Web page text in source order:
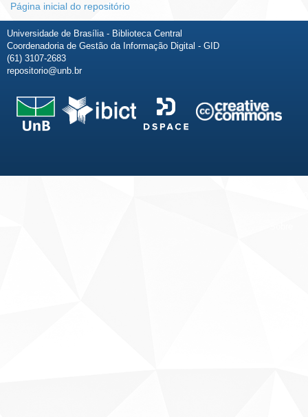
Página inicial do repositório
Universidade de Brasília - Biblioteca Central
Coordenadoria de Gestão da Informação Digital - GID
(61) 3107-2683
repositorio@unb.br